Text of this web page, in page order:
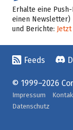
Erhalte eine
einen Newsletter)
und Berichte:
Feeds
© 1999–2026
Impressum
Datenschutz